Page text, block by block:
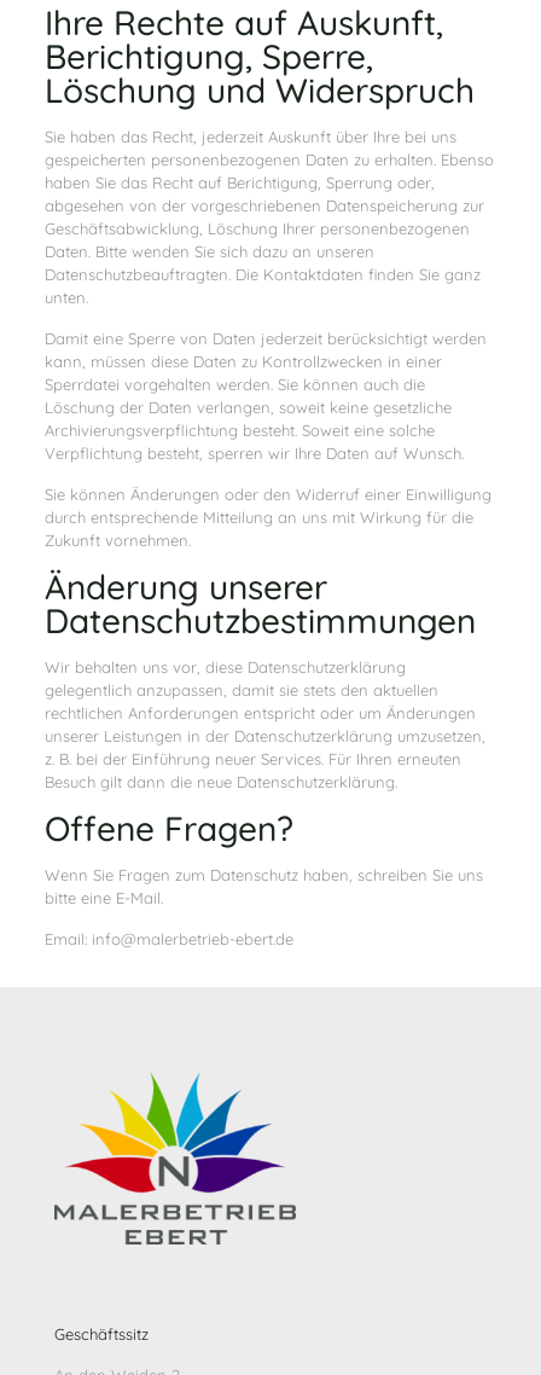
Ihre Rechte auf Auskunft,
Berichtigung, Sperre,
Löschung und Widerspruch
Sie haben das Recht, jederzeit Auskunft über Ihre bei uns
gespeicherten personenbezogenen Daten zu erhalten. Ebenso
haben Sie das Recht auf Berichtigung, Sperrung oder,
abgesehen von der vorgeschriebenen Datenspeicherung zur
Geschäftsabwicklung, Löschung Ihrer personenbezogenen
Daten. Bitte wenden Sie sich dazu an unseren
Datenschutzbeauftragten. Die Kontaktdaten finden Sie ganz
unten.
Damit eine Sperre von Daten jederzeit berücksichtigt werden
kann, müssen diese Daten zu Kontrollzwecken in einer
Sperrdatei vorgehalten werden. Sie können auch die
Löschung der Daten verlangen, soweit keine gesetzliche
Archivierungsverpflichtung besteht. Soweit eine solche
Verpflichtung besteht, sperren wir Ihre Daten auf Wunsch.
Sie können Änderungen oder den Widerruf einer Einwilligung
durch entsprechende Mitteilung an uns mit Wirkung für die
Zukunft vornehmen.
Änderung unserer
Datenschutzbestimmungen
Wir behalten uns vor, diese Datenschutzerklärung
gelegentlich anzupassen, damit sie stets den aktuellen
rechtlichen Anforderungen entspricht oder um Änderungen
unserer Leistungen in der Datenschutzerklärung umzusetzen,
z. B. bei der Einführung neuer Services. Für Ihren erneuten
Besuch gilt dann die neue Datenschutzerklärung.
Offene Fragen?
Wenn Sie Fragen zum Datenschutz haben, schreiben Sie uns
bitte eine E-Mail.
Email: info@malerbetrieb-ebert.de
Geschäftssitz